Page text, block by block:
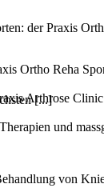
der Praxis
[...]